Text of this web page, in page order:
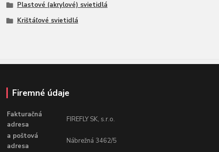
Plastové (akrylové) svietidlá
Krištáľové svietidlá
Firemné údaje
Fakturačná
adresa
FIREFLY SK, s.r.o.
a poštová
adresa
Nábrežná 3462/5